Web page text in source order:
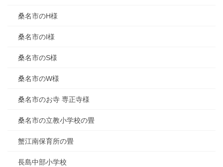
桑名市のH様
桑名市のI様
桑名市のS様
桑名市のW様
桑名市のお寺 専正寺様
桑名市の立教小学校の畳
蟹江南保育所の畳
長島中部小学校